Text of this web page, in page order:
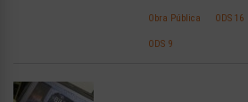
Obra Pública ODS 16
ODS 9